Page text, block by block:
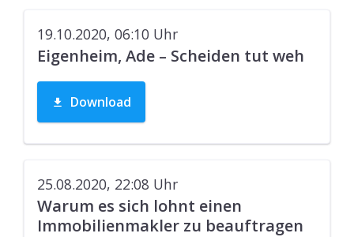
19.10.2020, 06:10 Uhr
Eigenheim, Ade – Scheiden tut weh
Download
25.08.2020, 22:08 Uhr
Warum es sich lohnt einen
Immobilienmakler zu beauftragen